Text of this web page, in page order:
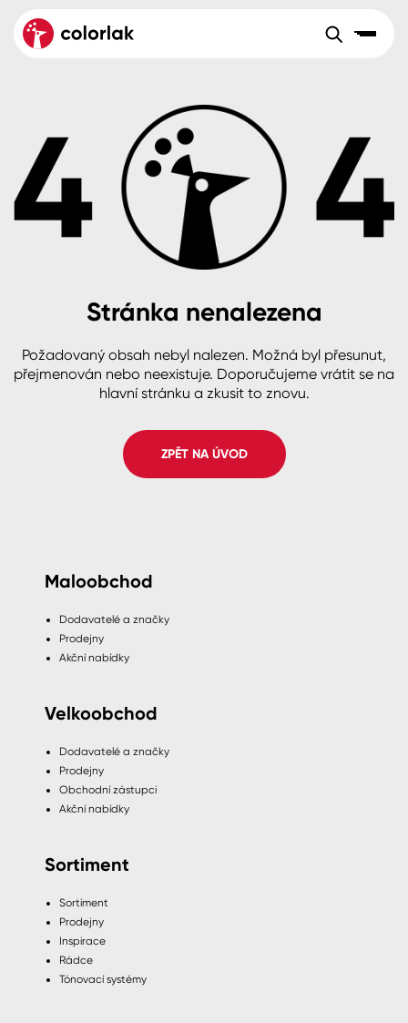
Velkoobchod Sortiment
Aktuality
Reference
O společnosti
B2B +420 800 145 555Po – Pá: 8:00–15:00
Česko
Slovensko Polsko Worldwide
Dřevo
Beton, asfalt, minerální podklady
Plast, sklo, keramika
Stěny
Fasády
Spreje
Colorlak Dekor
Colorlak Profi
Colorlak Pta
Stránka nenalezena
Požadovaný obsah nebyl nalezen. Možná byl přesunut,
přejmenován nebo neexistuje. Doporučujeme vrátit se na
hlavní stránku a zkusit to znovu.
ZPĚT NA ÚVOD
Maloobchod
Dodavatelé a značky
Prodejny
Akční nabídky
Velkoobchod
Dodavatelé a značky
Prodejny
Obchodní zástupci
Akční nabídky
Sortiment
Sortiment
Prodejny
Inspirace
Rádce
Tónovací systémy